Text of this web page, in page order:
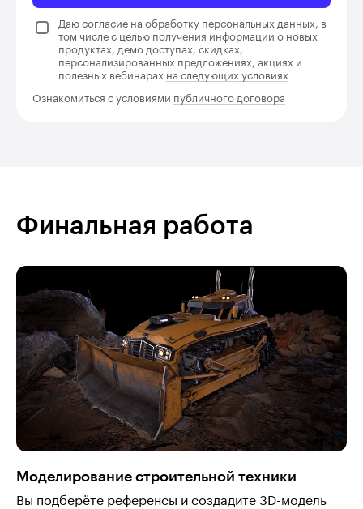
Даю согласие на обработку персональных данных, в
том числе с целью получения информации о новых
продуктах, демо доступах, скидках,
персонализированных предложениях, акциях и
полезных вебинарах на следующих условиях
Ознакомиться с условиями публичного договора
Финальная работа
Моделирование строительной техники
Вы подберёте референсы и создадите 3D-модель